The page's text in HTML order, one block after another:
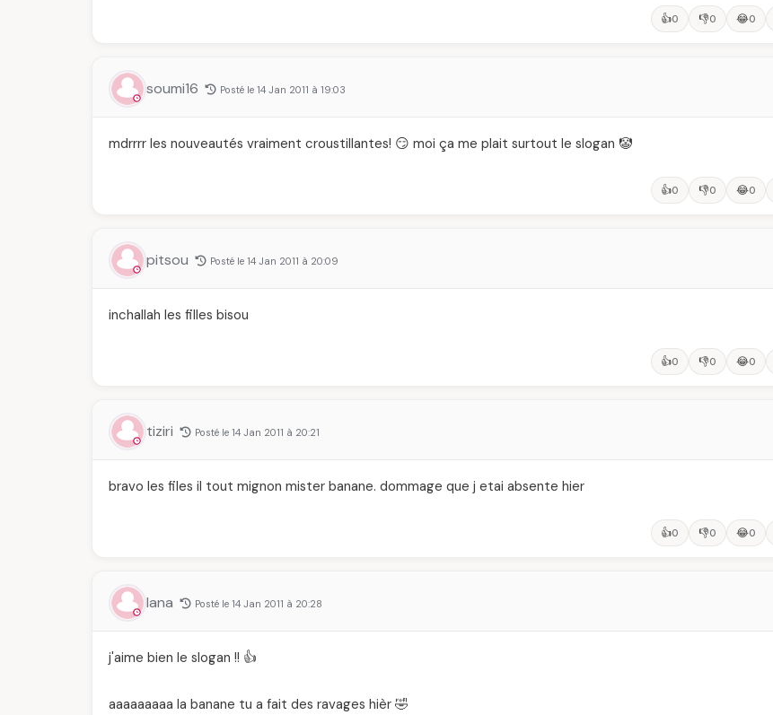
👍0 👎0 😂0
soumi16 Posté le 14 Jan 2011 à 19:03
mdrrrr les nouveautés vraiment croustillantes! 😏 moi ça me plait surtout le slogan 🤡
👍0 👎0 😂0
pitsou Posté le 14 Jan 2011 à 20:09
inchallah les filles bisou
👍0 👎0 😂0
tiziri Posté le 14 Jan 2011 à 20:21
bravo les files il tout mignon mister banane. dommage que j etai absente hier
👍0 👎0 😂0
lana Posté le 14 Jan 2011 à 20:28
j'aime bien le slogan !! 👍
aaaaaaaaa la banane tu a fait des ravages hièr 🤣